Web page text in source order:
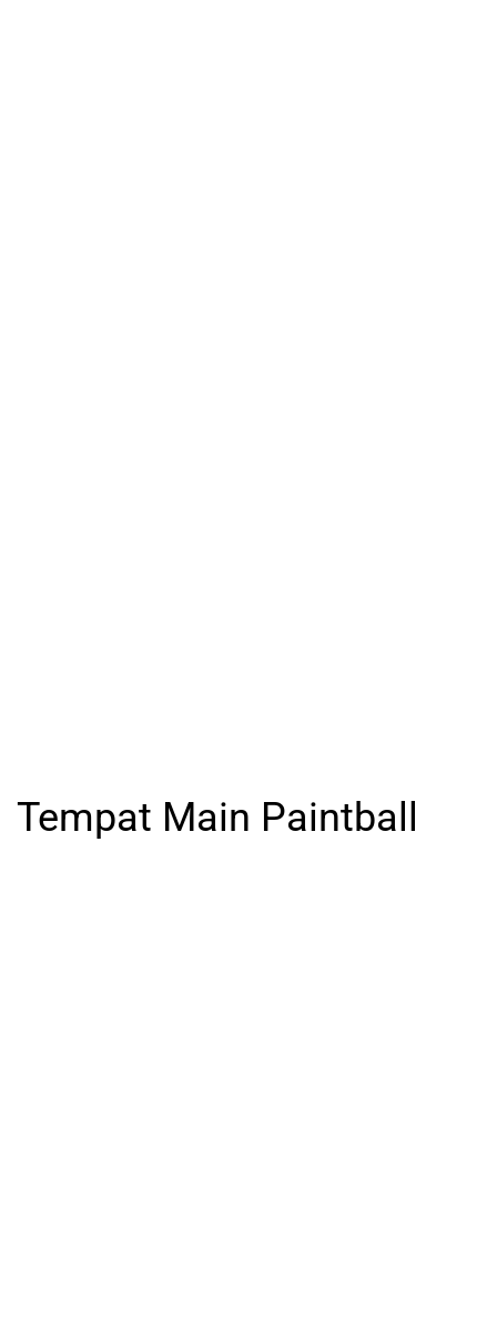
Tempat Main Paintball